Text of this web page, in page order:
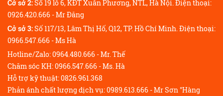
Cở sở 2:Số 19 lô 6, KĐT Xuân Phương, NTL, Hà Nội. Điện thoại:
0926.420.666 - Mr Đăng
Cở sở 3:Số 117/13, Lâm Thị Hố, Q12, TP. Hồ Chí Minh. Điện thoại:
0966.547.666 - Ms Hà
Hotline/Zalo: 0964.480.666 - Mr. Thế
Chăm sóc KH: 0966.547.666 - Ms. Hà
Hỗ trợ kỹ thuật: 0826.961.368
Phản ánh chất lượng dịch vụ: 0989.613.666 - Mr Sơn "Hàng